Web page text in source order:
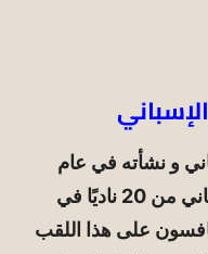
و نشأته في عام
1929. تتكون بطولة الدوري الإسباني من 20 ناديًا في
على هذا اللقب